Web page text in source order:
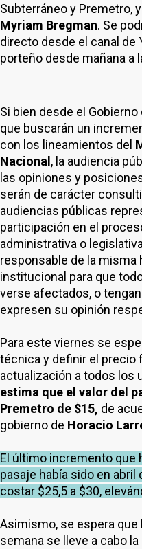
Subterráneo y Premetro,
Myriam Bregman. Se
directo desde el canal de
porteño desde mañana a
Si bien desde el
que buscarán un
con los lineamientos del
Nacional , la audiencia
las opiniones y
serán de carácter
audiencias públicas
participación en el
administrativa o
responsable de la misma
institucional para que
verse afectados, o
expresen su opinión
Para este viernes se
técnica y definir el precio
actualización a todos los
estima que el valor del
Premetro de $15, de
gobierno de Horacio
El último incremento que
pasaje había sido en abril
costar $25,5 a $30,
Asimismo, se espera que
semana se lleve a cabo